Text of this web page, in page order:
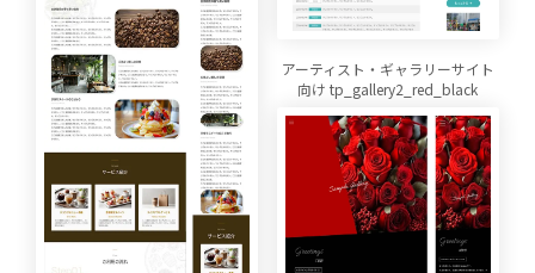
アーティスト・ギャラリーサイト
向け tp_gallery2_red_black